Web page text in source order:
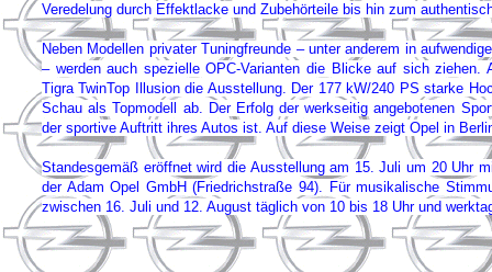
Veredelung durch Effektlacke und Zubehörteile bis hin zum
Neben Modellen privater Tuningfreunde – unter anderem in
– werden auch spezielle OPC-Varianten die Blicke auf sich
Tigra TwinTop Illusion die Ausstellung. Der 177 kW/240 PS starke
Schau als Topmodell ab. Der Erfolg der werkseitig angebotenen
der sportive Auftritt ihres Autos ist. Auf diese Weise zeigt Opel in
Standesgemäß eröffnet wird die Ausstellung am 15. Juli um 20 Uhr
der Adam Opel GmbH (Friedrichstraße 94). Für musikalische
zwischen 16. Juli und 12. August täglich von 10 bis 18 Uhr und